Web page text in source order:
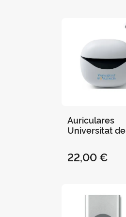
Auriculares
Universitat de
Bluetooth con
22,00 €